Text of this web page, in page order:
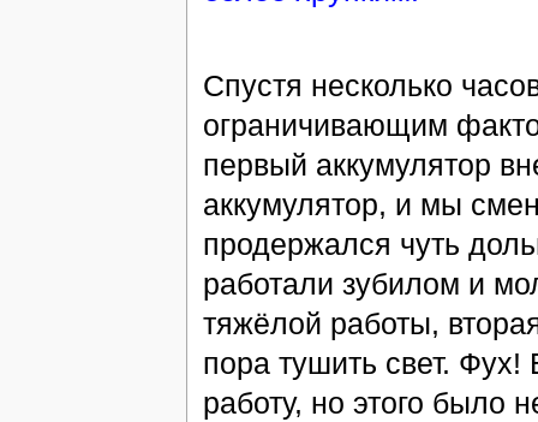
Спустя несколько
ограничивающим
первый аккумулятор
аккумулятор, и мы
продержался чуть
работали зубилом и
тяжёлой работы,
пора тушить свет.
работу, но этого было